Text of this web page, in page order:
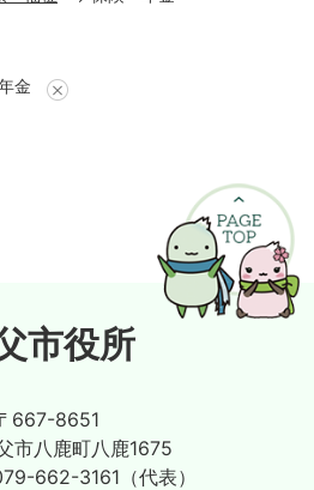
金
市役所
667-8651
市八鹿町八鹿1675
662-3161（代表）